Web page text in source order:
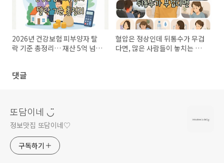
2026년 건강보험 피부양자 탈
락 기준 총정리… 재산 5억 넘으
혈압은 정상인데 뒤통수가 무겁
다면, 많은 사람들이 놓치는 원
댓글
또담이네 ◡̈
정보맛집 또담이네♡
구독하기